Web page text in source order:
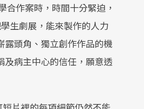
作案時，時間十分緊迫，
生劇展，能來製作的人力
頭角、獨立創作作品的機
病主中心的信任，願意透